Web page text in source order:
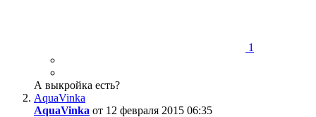
1
А выкройка есть?
AquaVinka
AquaVinka от 12 февраля 2015 06:35